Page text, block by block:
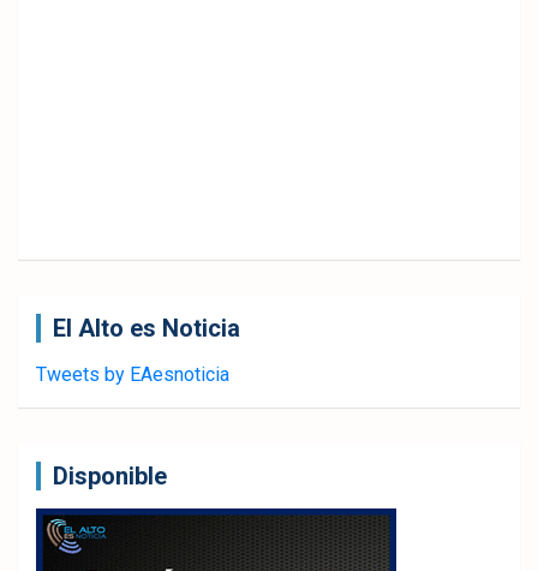
El Alto es Noticia
Tweets by EAesnoticia
Disponible